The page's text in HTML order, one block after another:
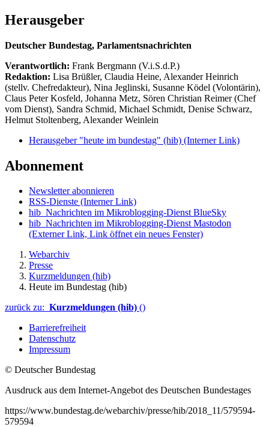
Herausgeber
Deutscher Bundestag, Parlamentsnachrichten
Verantwortlich: Frank Bergmann (V.i.S.d.P.)
Redaktion: Lisa Brüßler, Claudia Heine, Alexander Heinrich
(stellv. Chefredakteur), Nina Jeglinski, Susanne Ködel (Volontärin),
Claus Peter Kosfeld, Johanna Metz, Sören Christian Reimer (Chef
vom Dienst), Sandra Schmid, Michael Schmidt, Denise Schwarz,
Helmut Stoltenberg, Alexander Weinlein
Herausgeber "heute im bundestag" (hib) (Interner Link)
Abonnement
Newsletter abonnieren
RSS-Dienste (Interner Link)
hib_Nachrichten im Mikroblogging-Dienst BlueSky
hib_Nachrichten im Mikroblogging-Dienst Mastodon
(Externer Link, Link öffnet ein neues Fenster)
Webarchiv
Presse
Kurzmeldungen (hib)
Heute im Bundestag (hib)
zurück zu: Kurzmeldungen (hib) ()
Barrierefreiheit
Datenschutz
Impressum
© Deutscher Bundestag
Ausdruck aus dem Internet-Angebot des Deutschen Bundestages
https://www.bundestag.de/webarchiv/presse/hib/2018_11/579594-
579594